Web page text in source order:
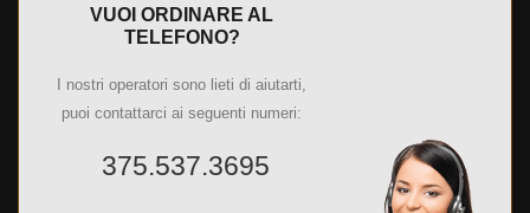
VUOI ORDINARE AL
TELEFONO?
I nostri operatori sono lieti di aiutarti,
puoi contattarci ai seguenti numeri:
375.537.3695